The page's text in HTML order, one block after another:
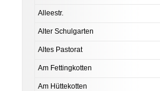
Alleestr.
Alter Schulgarten
Altes Pastorat
Am Fettingkotten
Am Hüttekotten